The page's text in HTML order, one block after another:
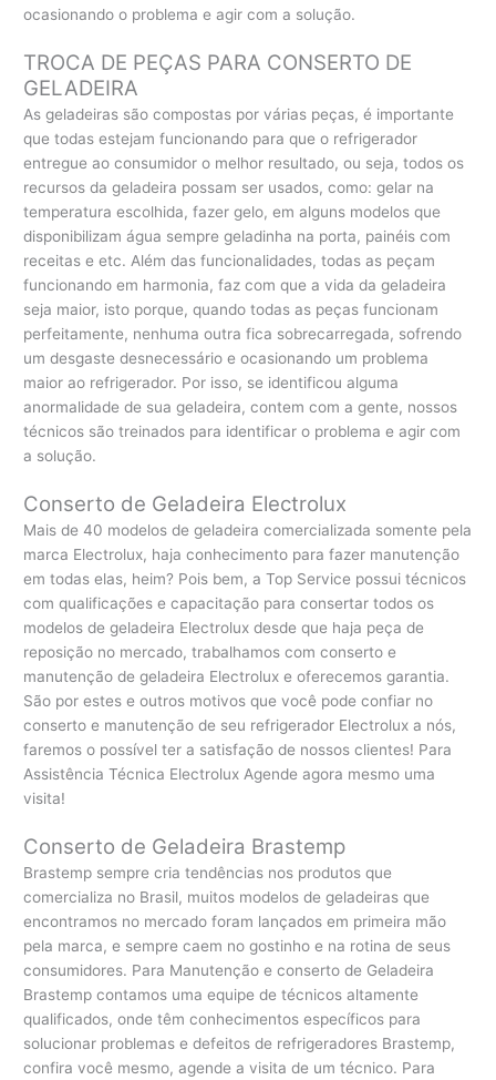
ocasionando o problema e agir com a solução.
TROCA DE PEÇAS PARA CONSERTO DE
GELADEIRA
As geladeiras são compostas por várias peças, é importante
que todas estejam funcionando para que o refrigerador
entregue ao consumidor o melhor resultado, ou seja, todos os
recursos da geladeira possam ser usados, como: gelar na
temperatura escolhida, fazer gelo, em alguns modelos que
disponibilizam água sempre geladinha na porta, painéis com
receitas e etc. Além das funcionalidades, todas as peçam
funcionando em harmonia, faz com que a vida da geladeira
seja maior, isto porque, quando todas as peças funcionam
perfeitamente, nenhuma outra fica sobrecarregada, sofrendo
um desgaste desnecessário e ocasionando um problema
maior ao refrigerador. Por isso, se identificou alguma
anormalidade de sua geladeira, contem com a gente, nossos
técnicos são treinados para identificar o problema e agir com
a solução.
Conserto de Geladeira Electrolux
Mais de 40 modelos de geladeira comercializada somente pela
marca Electrolux, haja conhecimento para fazer manutenção
em todas elas, heim? Pois bem, a Top Service possui técnicos
com qualificações e capacitação para consertar todos os
modelos de geladeira Electrolux desde que haja peça de
reposição no mercado, trabalhamos com conserto e
manutenção de geladeira Electrolux e oferecemos garantia.
São por estes e outros motivos que você pode confiar no
conserto e manutenção de seu refrigerador Electrolux a nós,
faremos o possível ter a satisfação de nossos clientes! Para
Assistência Técnica Electrolux Agende agora mesmo uma
visita!
Conserto de Geladeira Brastemp
Brastemp sempre cria tendências nos produtos que
comercializa no Brasil, muitos modelos de geladeiras que
encontramos no mercado foram lançados em primeira mão
pela marca, e sempre caem no gostinho e na rotina de seus
consumidores. Para Manutenção e conserto de Geladeira
Brastemp contamos uma equipe de técnicos altamente
qualificados, onde têm conhecimentos específicos para
solucionar problemas e defeitos de refrigeradores Brastemp,
confira você mesmo, agende a visita de um técnico. Para